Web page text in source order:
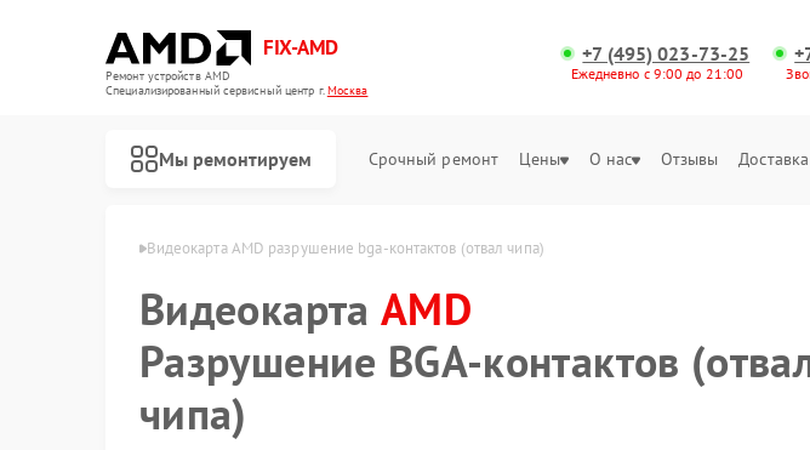
FIX-AMD
Ремонт устройств AMD
Специализированный cервисный центр г.Москва
+7 (495) 023-73-25
Ежедневно с 9:00 до 21:00
Мы ремонтируем Срочный ремонт Цены О нас Отзывы Доставка
Видеокарта AMD разрушение bga‑контактов (отвал чипа)
Видеокарта AMD
Разрушение BGA‑контактов
чипа)